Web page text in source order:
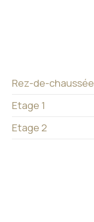
Rez-de-chaussée
salon - cuisine
w.c.
Etage 1
chambre 1
Etage 2